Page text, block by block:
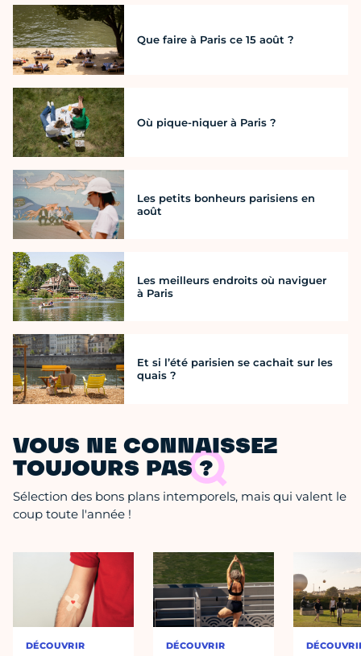
Que faire à Paris ce 15 août ?
Où pique-niquer à Paris ?
Les petits bonheurs parisiens en
août
Les meilleurs endroits où naviguer
à Paris
Et si l’été parisien se cachait sur les
quais ?
VOUS NE CONNAISSEZ
TOUJOURS PAS ?
Sélection des bons plans intemporels, mais qui valent le
coup toute l'année !
DÉCOUVRIR DÉCOUVRIR